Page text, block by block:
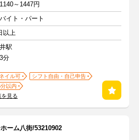
～1447円
イト・パート
以上
駅
分
イル可
シフト自由・自己申告
以内
見る
ーム八街/53210902